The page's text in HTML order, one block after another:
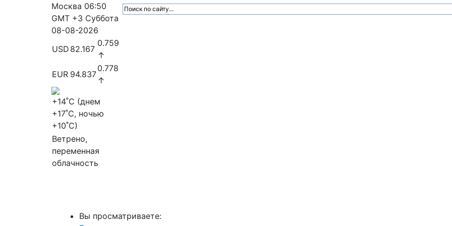
Москва 06:50
GMT +3 Суббота
08-08-2026
USD 82.167
0.759
↑
EUR 94.837
0.778
↑
+14˚C (днем
+17˚C, ночью
+10˚C)
Ветрено,
переменная
облачность
Вы просматриваете: